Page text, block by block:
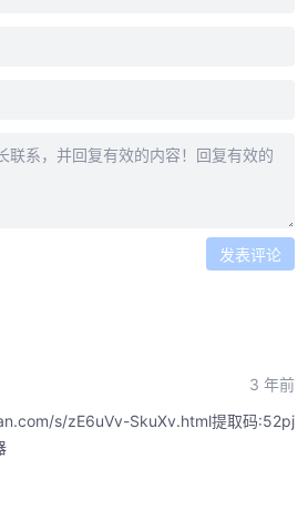
发表评论
3 年前
s/zE6uVv-SkuXv.html提取码:52pj